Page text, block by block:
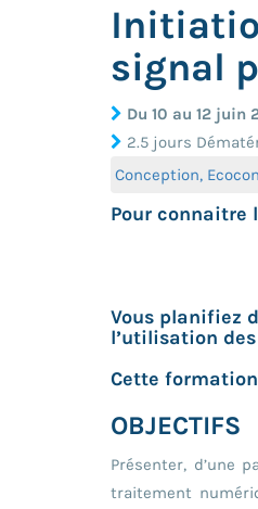
signal
Du 10 au 12 juin
2.5 jours
Conception,
Pour connaitre
Vous planifiez
l’utilisation
Cette
OBJECTIFS
Présenter, d’une
traitement